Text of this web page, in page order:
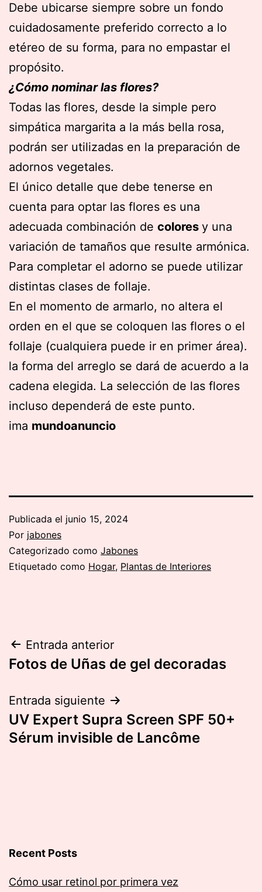
Debe ubicarse siempre sobre un fondo
cuidadosamente preferido correcto a lo
etéreo de su forma, para no empastar el
propósito.
¿Cómo nominar las flores?
Todas las flores, desde la simple pero
simpática margarita a la más bella rosa,
podrán ser utilizadas en la preparación de
adornos vegetales.
El único detalle que debe tenerse en
cuenta para optar las flores es una
adecuada combinación de colores y una
variación de tamaños que resulte armónica.
Para completar el adorno se puede utilizar
distintas clases de follaje.
En el momento de armarlo, no altera el
orden en el que se coloquen las flores o el
follaje (cualquiera puede ir en primer área).
la forma del arreglo se dará de acuerdo a la
cadena elegida. La selección de las flores
incluso dependerá de este punto.
ima mundoanuncio
Publicada el junio 15, 2024
Por jabones
Categorizado como Jabones
Etiquetado como Hogar, Plantas de Interiores
Navegación
de
entradas
Entrada anterior
Fotos de Uñas de gel decoradas
Entrada siguiente
UV Expert Supra Screen SPF 50+
Sérum invisible de Lancôme
Recent Posts
Cómo usar retinol por primera vez